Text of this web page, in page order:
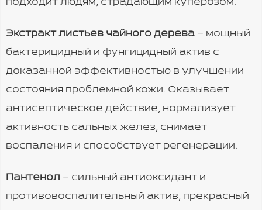
подходит людям, страдающим куперозом.
Экстракт листьев чайного дерева – мощный
бактерицидный и фунгицидный актив с
доказанной эффективностью в улучшении
состояния проблемной кожи. Оказывает
антисептическое действие, нормализует
активность сальных желез, снимает
воспаления и способствует регенерации.
Пантенол – сильный антиоксидант и
противовоспалительный актив, прекрасный